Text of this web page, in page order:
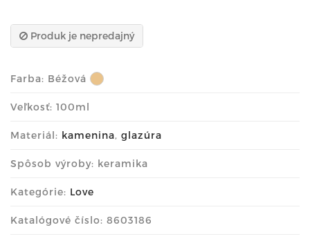
Produk je nepredajný
Farba: Béžová
Veľkosť: 100ml
Materiál: kamenina, glazúra
Spôsob výroby: keramika
Kategórie: Love
Katalógové číslo: 8603186